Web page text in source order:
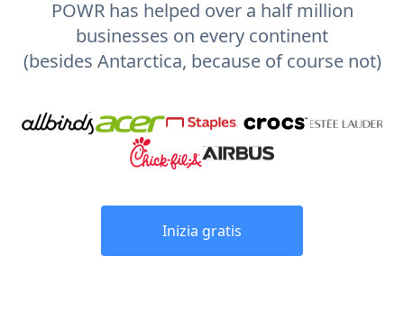
POWR has helped over a half million
businesses on every continent
(besides Antarctica, because of course not)
Inizia gratis